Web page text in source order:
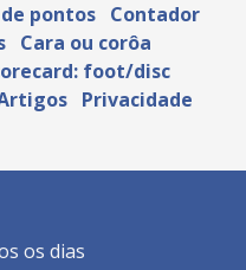
pontos Contador
Cara ou corôa
foot/disc
Privacidade
os dias